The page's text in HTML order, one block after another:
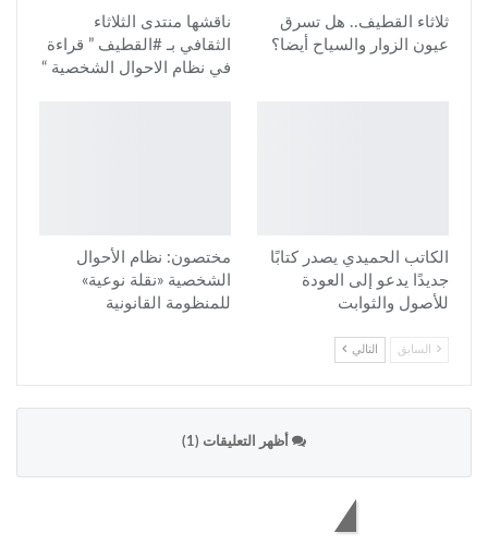
ثلاثاء القطيف.. هل تسرق
عيون الزوار والسياح أيضا؟
ناقشها منتدى الثلاثاء
الثقافي بـ #القطيف ” قراءة
في نظام الاحوال الشخصية “
الكاتب الحميدي يصدر كتابًا
جديدًا يدعو إلى العودة
للأصول والثوابت
مختصون: نظام الأحوال
الشخصية «نقلة نوعية»
للمنظومة القانونية
السابق التالي
أظهر التعليقات (1)